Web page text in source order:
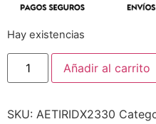
Hay existencias
Añadir al carrito
SKU: AETIRIDX2330